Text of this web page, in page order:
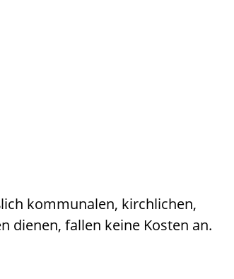
kommunalen, kirchlichen,
dienen, fallen keine Kosten an.